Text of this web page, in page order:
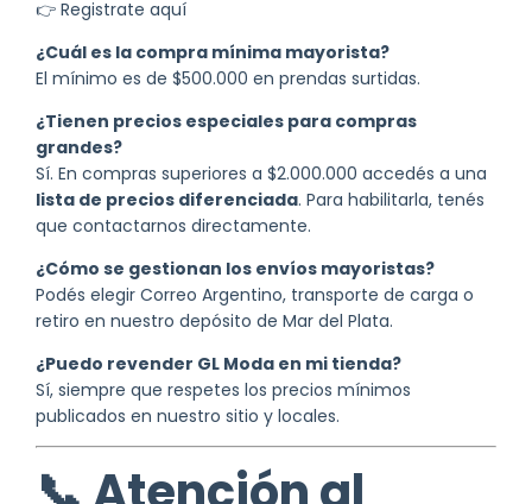
👉 Registrate aquí
¿Cuál es la compra mínima mayorista?
El mínimo es de $500.000 en prendas surtidas.
¿Tienen precios especiales para compras
grandes?
Sí. En compras superiores a $2.000.000 accedés a una
lista de precios diferenciada. Para habilitarla, tenés
que contactarnos directamente.
¿Cómo se gestionan los envíos mayoristas?
Podés elegir Correo Argentino, transporte de carga o
retiro en nuestro depósito de Mar del Plata.
¿Puedo revender GL Moda en mi tienda?
Sí, siempre que respetes los precios mínimos
publicados en nuestro sitio y locales.